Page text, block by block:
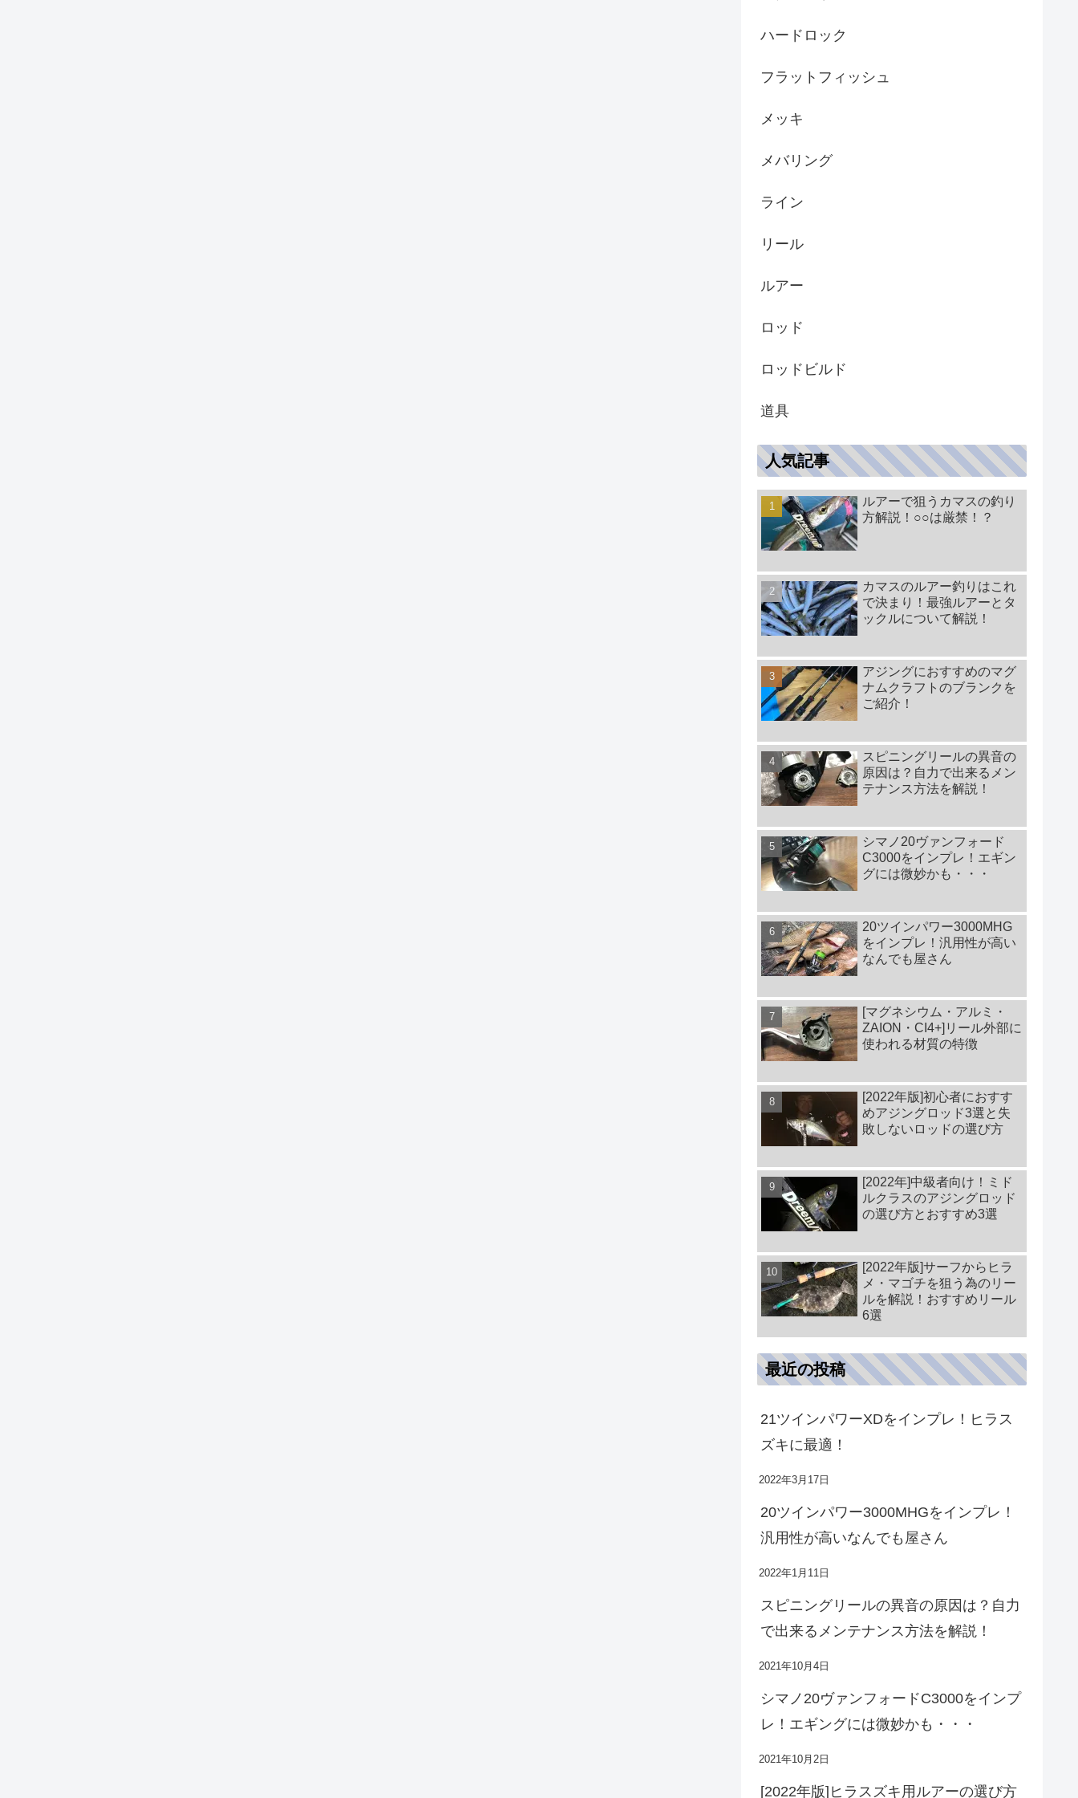
ハードロック
フラットフィッシュ
メッキ
メバリング
ライン
リール
ルアー
ロッド
ロッドビルド
道具
人気記事
ルアーで狙うカマスの釣り
方解説！○○は厳禁！？
カマスのルアー釣りはこれ
で決まり！最強ルアーとタ
ックルについて解説！
アジングにおすすめのマグ
ナムクラフトのブランクを
ご紹介！
スピニングリールの異音の
原因は？自力で出来るメン
テナンス方法を解説！
シマノ20ヴァンフォード
C3000をインプレ！エギン
グには微妙かも・・・
20ツインパワー3000MHG
をインプレ！汎用性が高い
なんでも屋さん
[マグネシウム・アルミ・
ZAION・CI4+]リール外部に
使われる材質の特徴
[2022年版]初心者におすす
めアジングロッド3選と失
敗しないロッドの選び方
[2022年]中級者向け！ミド
ルクラスのアジングロッド
の選び方とおすすめ3選
[2022年版]サーフからヒラ
メ・マゴチを狙う為のリー
ルを解説！おすすめリール
6選
最近の投稿
21ツインパワーXDをインプレ！ヒラス
ズキに最適！
2022年3月17日
20ツインパワー3000MHGをインプレ！
汎用性が高いなんでも屋さん
2022年1月11日
スピニングリールの異音の原因は？自力
で出来るメンテナンス方法を解説！
2021年10月4日
シマノ20ヴァンフォードC3000をインプ
レ！エギングには微妙かも・・・
2021年10月2日
[2022年版]ヒラスズキ用ルアーの選び方